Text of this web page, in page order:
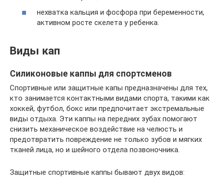
нехватка кальция и фосфора при беременности,
активном росте скелета у ребенка.
Виды кап
Силиконовые каппы для спортсменов
Спортивные или защитные капы предназначены для тех,
кто занимается контактными видами спорта, такими как
хоккей, футбол, бокс или предпочитает экстремальные
виды отдыха. Эти каппы на передних зубах помогают
снизить механическое воздействие на челюсть и
предотвратить повреждение не только зубов и мягких
тканей лица, но и шейного отдела позвоночника.
Защитные спортивные каппы бывают двух видов: